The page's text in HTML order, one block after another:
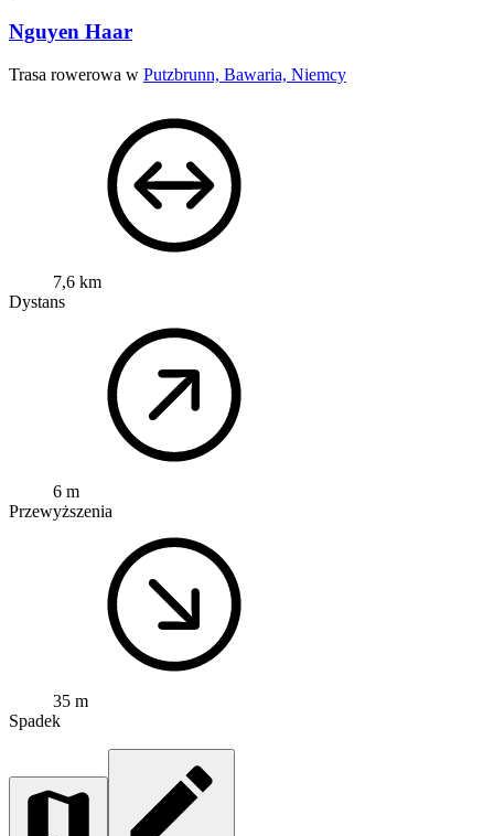
Nguyen Haar
Trasa rowerowa w Putzbrunn, Bawaria, Niemcy
7,6 km
Dystans
6 m
Przewyższenia
35 m
Spadek